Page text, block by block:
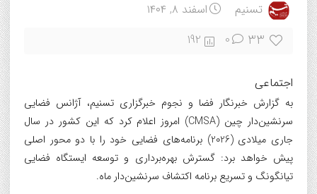
تسنیم اسفند ۸, ۱۴۰۴
33
0
192
اجتماعی
به گزارش خبرنگار فضا و نجوم خبرگزاری تسنیم، آژانس فضایی
سرنشین‌دار چین (CMSA) امروز اعلام کرد که این کشور در سال
جاری میلادی (2026) برنامه‌های فضایی خود را با دو محور اصلی
پیش خواهد برد: گسترش بهره‌برداری و توسعه ایستگاه فضایی
تیانگونگ و تسریع برنامه اکتشاف سرنشین‌دار ماه.